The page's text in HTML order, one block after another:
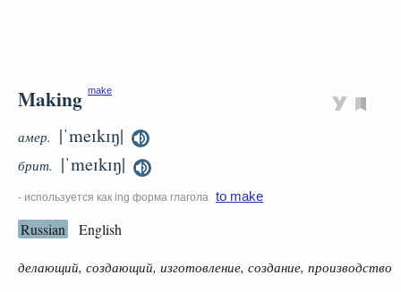
Making make
амер. |ˈmeɪkɪŋ|
брит. |ˈmeɪkɪŋ|
- используется как ing форма глагола to make
Russian English
делающий, создающий, изготовление, создание, производство